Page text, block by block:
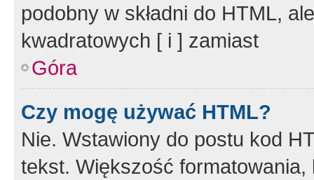
podobny w składni do HTML,
kwadratowych [ i ] zamiast
Góra
Czy mogę używać HTML?
Nie. Wstawiony do postu kod
tekst. Większość